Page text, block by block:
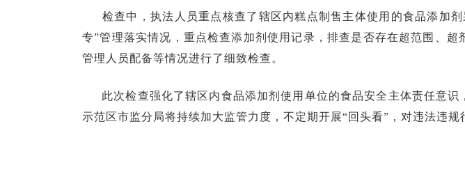
检查中，执法人员重点核查了辖区内糕点制售主体使用的食品添加
专”管理落实情况，重点检查添加剂使用记录，排查是否存在超范围、
管理人员配备等情况进行了细致检查。
此次检查强化了辖区内食品添加剂使用单位的食品安全主体责任意
示范区市监分局将持续加大监管力度，不定期开展“回头看”，对违法违